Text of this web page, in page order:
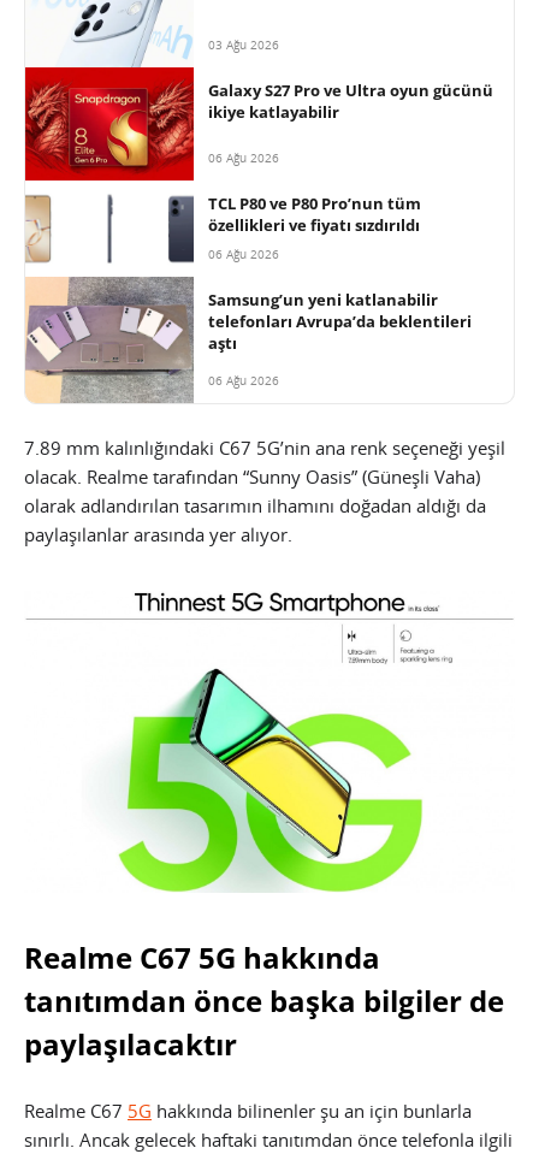
03 Ağu 2026
Galaxy S27 Pro ve Ultra oyun gücünü
ikiye katlayabilir
06 Ağu 2026
TCL P80 ve P80 Pro’nun tüm
özellikleri ve fiyatı sızdırıldı
06 Ağu 2026
Samsung’un yeni katlanabilir
telefonları Avrupa’da beklentileri
aştı
06 Ağu 2026
7.89 mm kalınlığındaki C67 5G’nin ana renk seçeneği yeşil
olacak. Realme tarafından “Sunny Oasis” (Güneşli Vaha)
olarak adlandırılan tasarımın ilhamını doğadan aldığı da
paylaşılanlar arasında yer alıyor.
Realme C67 5G hakkında
tanıtımdan önce başka bilgiler de
paylaşılacaktır
Realme C67 5G hakkında bilinenler şu an için bunlarla
sınırlı. Ancak gelecek haftaki tanıtımdan önce telefonla ilgili